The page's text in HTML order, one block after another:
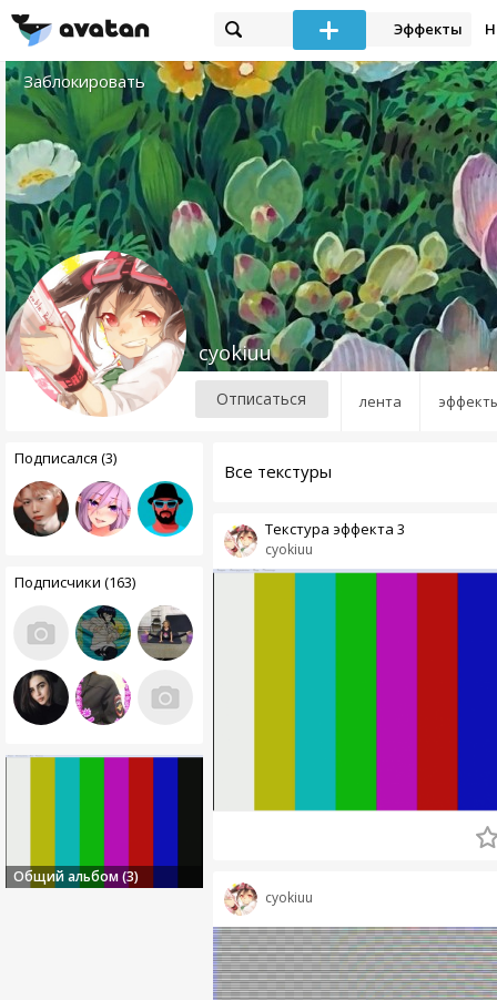
Эффекты
Заблокировать
лента
cyokiuu
Отписаться
Подписался (3)
Подписчики (163)
Общий альбом (3)
Все текстуры
cyokiuu
Текстура эффекта 3
cyokiuu